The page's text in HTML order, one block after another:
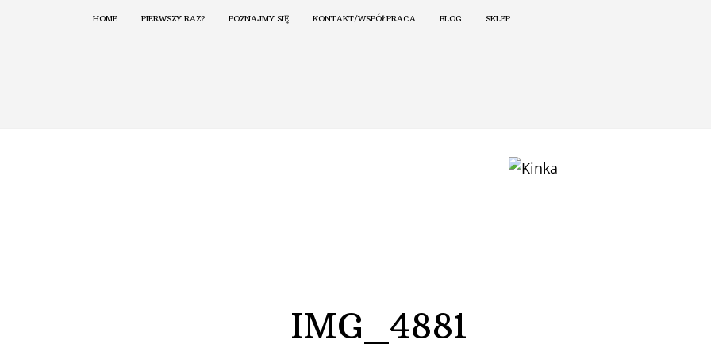
HOME PIERWSZY RAZ? POZNAJMY SIĘ KONTAKT/WSPÓŁPRACA BLOG SKLEP
IMG_4881